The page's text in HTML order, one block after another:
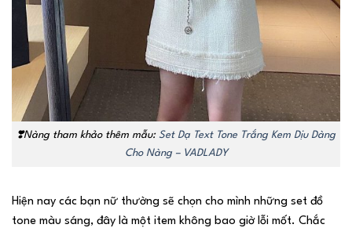
❣️Nàng tham khảo thêm mẫu: Set Dạ Text Tone Trắng Kem Dịu Dàng
Cho Nàng – VADLADY
Hiện nay các bạn nữ thường sẽ chọn cho mình những set đồ
tone màu sáng, đây là một item không bao giờ lỗi mốt. Chắc